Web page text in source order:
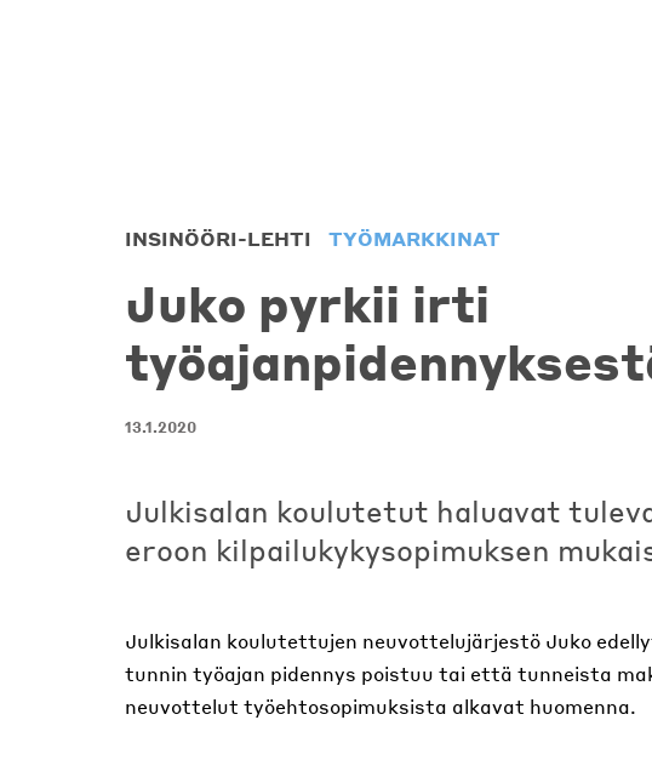
INSINÖÖRI-LEHTI TYÖMARKKINAT
Juko pyrkii irti
13.1.2020
Julkisalan koulutetut haluavat
eroon kilpailukykysopimuksen
Julkisalan koulutettujen neuvottelujärjestö Juko
tunnin työajan pidennys poistuu tai että tunneista
neuvottelut työehtosopimuksista alkavat huomenna.